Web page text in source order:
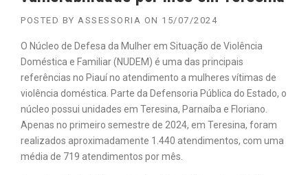
POSTED BY ASSESSORIA ON 15/07/2024
O Núcleo de Defesa da Mulher em Situação de Violência
Doméstica e Familiar (NUDEM) é uma das principais
referências no Piauí no atendimento a mulheres vítimas de
violência doméstica. Parte da Defensoria Pública do Estado, o
núcleo possui unidades em Teresina, Parnaíba e Floriano.
Apenas no primeiro semestre de 2024, em Teresina, foram
realizados aproximadamente 1.440 atendimentos, com uma
média de 719 atendimentos por mês.